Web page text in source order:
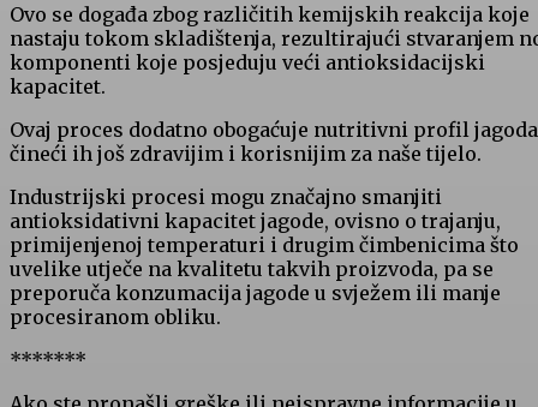
Ovo se događa zbog različitih kemijskih reakcija koje
nastaju tokom skladištenja, rezultirajući stvaranjem
komponenti koje posjeduju veći antioksidacijski
kapacitet.
Ovaj proces dodatno obogaćuje nutritivni profil
čineći ih još zdravijim i korisnijim za naše tijelo.
Industrijski procesi mogu značajno smanjiti
antioksidativni kapacitet jagode, ovisno o trajanju,
primijenjenoj temperaturi i drugim čimbenicima što
uvelike utječe na kvalitetu takvih proizvoda, pa se
preporuča konzumacija jagode u svježem ili manje
procesiranom obliku.
*******